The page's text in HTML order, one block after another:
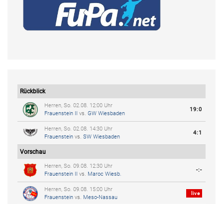
Rückblick
Herren, So. 02.08. 12:00 Uhr
Frauenstein II vs. GW Wiesbaden
19:0
Herren, So. 02.08. 14:30 Uhr
Frauenstein vs. SW Wiesbaden
4:1
Vorschau
Herren, So. 09.08. 12:30 Uhr
Frauenstein II vs. Maroc Wiesb.
-:-
Herren, So. 09.08. 15:00 Uhr
Frauenstein vs. Meso-Nassau
live